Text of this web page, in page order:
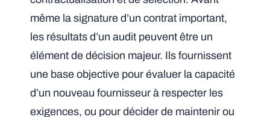
même la signature d’un contrat important,
les résultats d’un audit peuvent être un
élément de décision majeur. Ils fournissent
une base objective pour évaluer la capacité
d’un nouveau fournisseur à respecter les
exigences, ou pour décider de maintenir ou